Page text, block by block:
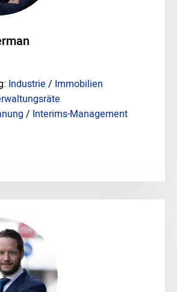
Industrie / Immobilien
/ Interims-Management